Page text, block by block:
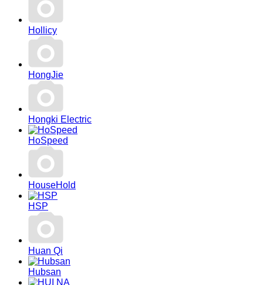
Hollicy
HongJie
Hongki Electric
HoSpeed
HouseHold
HSP
Huan Qi
Hubsan